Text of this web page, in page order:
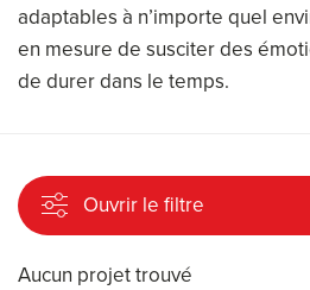
adaptables à n’importe quel
en mesure de susciter des
de durer dans le temps.
Ouvrir le filtre
Aucun projet trouvé